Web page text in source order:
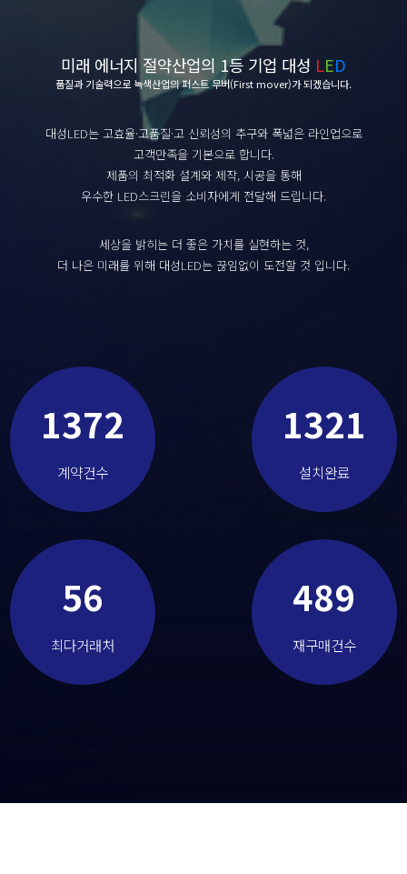
미래 에너지 절약산업의 1등 기업 대성 LED
품질과 기술력으로 녹색산업의 퍼스트 무버(First mover)가 되겠습니다.
대성LED는 고효율·고품질·고 신뢰성의 추구와 폭넓은 라인업으로
고객만족을 기본으로 합니다.
제품의 최적화 설계와 제작, 시공을 통해
우수한 LED스크린을 소비자에게 전달해 드립니다.
세상을 밝히는 더 좋은 가치를 실현하는 것,
더 나은 미래를 위해 대성LED는 끊임없이 도전할 것 입니다.
1372
계약건수
1321
설치완료
56
최다거래처
489
재구매건수